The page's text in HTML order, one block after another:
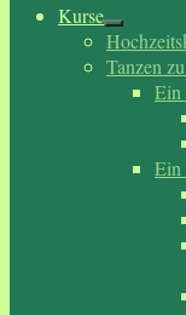
Kurse
Tanzen
Ein
Ein